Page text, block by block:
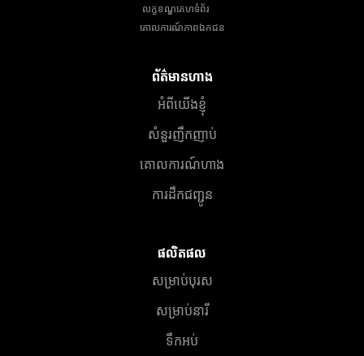
លក្ខខណ្ឌគេហទំព័រ
គោលការណ៍​ភាព​ឯកជន
ព័ត៌មានហាង
អំពីយើងខ្ញុំ
សំនួរញឹកញាប់
គោលការណ៍ហាង
ការដឹកជញ្ជូន
ផលិតផល
សម្រាប់បុរស
សម្រាប់នារី
ទឹកអប់